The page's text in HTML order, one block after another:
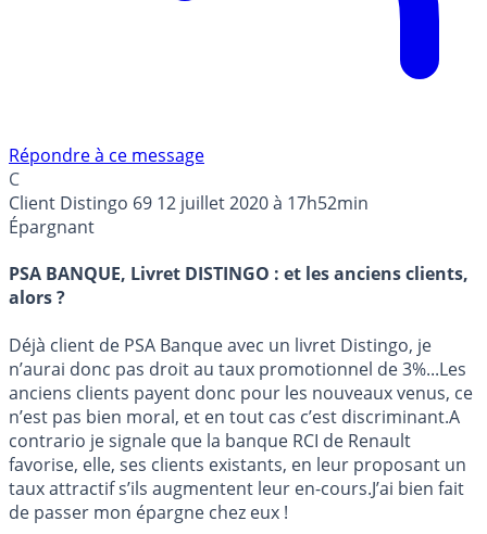
Répondre à ce message
C
Client Distingo 69 12 juillet 2020 à 17h52min
Épargnant
PSA BANQUE, Livret DISTINGO : et les anciens clients,
alors ?
Déjà client de PSA Banque avec un livret Distingo, je
n’aurai donc pas droit au taux promotionnel de 3%...Les
anciens clients payent donc pour les nouveaux venus, ce
n’est pas bien moral, et en tout cas c’est discriminant.A
contrario je signale que la banque RCI de Renault
favorise, elle, ses clients existants, en leur proposant un
taux attractif s’ils augmentent leur en-cours.J’ai bien fait
de passer mon épargne chez eux !